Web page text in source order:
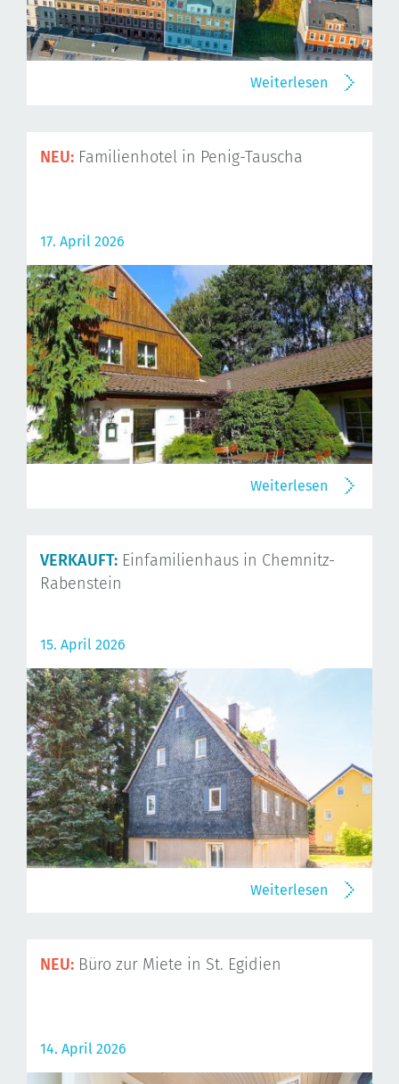
Weiterlesen
NEU: Familienhotel in Penig-Tauscha
17. April 2026
Weiterlesen
VERKAUFT: Einfamilienhaus in Chemnitz-
Rabenstein
15. April 2026
Weiterlesen
NEU: Büro zur Miete in St. Egidien
14. April 2026